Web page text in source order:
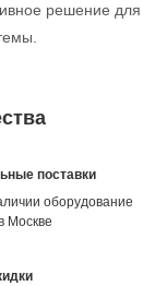
решение
поставки
оборудование
Москве